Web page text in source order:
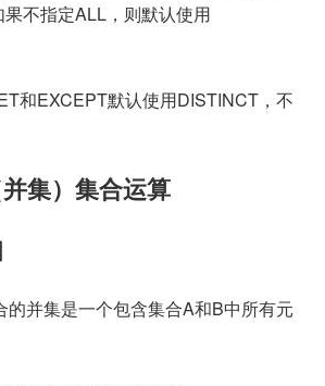
不指定ALL，则默认使用
和EXCEPT默认使用DISTINCT，不
集）集合运算
的并集是一个包含集合A和B中所有元